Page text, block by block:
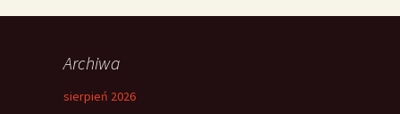
Archiwa
sierpień 2026